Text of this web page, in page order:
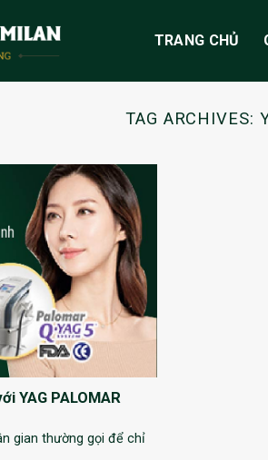
TRANG CHỦ
TAG ARCHIVES:
YAG PALOMAR
gian thường gọi để chỉ